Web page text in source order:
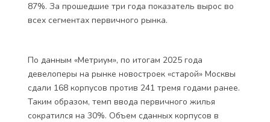
87%. За прошедшие три года показатель вырос во
всех сегментах первичного рынка.
По данным «Метриум», по итогам 2025 года
девелоперы на рынке новостроек «старой» Москвы
сдали 168 корпусов против 241 тремя годами ранее.
Таким образом, темп ввода первичного жилья
сократился на 30%. Объем сданных корпусов в